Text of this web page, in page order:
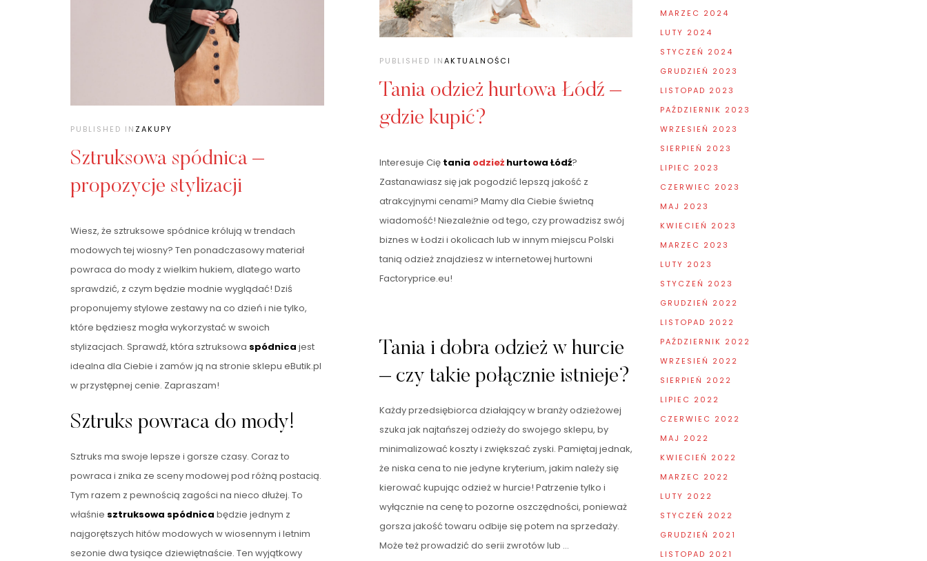
PUBLISHED INAKTUALNOŚCI
Tania odzież hurtowa Łódź –
gdzie kupić?
Interesuje Cię tania odzieżhurtowa Łódź?
Zastanawiasz się jak pogodzić lepszą jakość z
atrakcyjnymi cenami? Mamy dla Ciebie świetną
wiadomość! Niezależnie od tego, czy prowadzisz swój
biznes w Łodzi i okolicach lub w innym miejscu Polski
tanią odzież znajdziesz w internetowej hurtowni
Factoryprice.eu!
Tania i dobra odzież w hurcie
– czy takie połącznie istnieje?
Każdy przedsiębiorca działający w branży odzieżowej
szuka jak najtańszej odzieży do swojego sklepu, by
minimalizować koszty i zwiększać zyski. Pamiętaj jednak,
że niska cena to nie jedyne kryterium, jakim należy się
kierować kupując odzież w hurcie! Patrzenie tylko i
wyłącznie na cenę to pozorne oszczędności, ponieważ
gorsza jakość towaru odbije się potem na sprzedaży.
Może też prowadzić do serii zwrotów lub …
PUBLISHED IN ZAKUPY
Sztruksowa spódnica –
propozycje stylizacji
Wiesz, że sztruksowe spódnice królują w trendach
modowych tej wiosny? Ten ponadczasowy materiał
powraca do mody z wielkim hukiem, dlatego warto
sprawdzić, z czym będzie modnie wyglądać! Dziś
proponujemy stylowe zestawy na co dzień i nie tylko,
które będziesz mogła wykorzystać w swoich
stylizacjach. Sprawdź, która sztruksowa spódnica jest
idealna dla Ciebie i zamów ją na stronie sklepu eButik.pl
w przystępnej cenie. Zapraszam!
Sztruks powraca do mody!
Sztruks ma swoje lepsze i gorsze czasy. Coraz to
powraca i znika ze sceny modowej pod różną postacią.
Tym razem z pewnością zagości na nieco dłużej. To
właśnie sztruksowa spódnica będzie jednym z
najgorętszych hitów modowych w wiosennym i letnim
sezonie dwa tysiące dziewiętnaście. Ten wyjątkowy
MARZEC 2024
LUTY 2024
STYCZEŃ 2024
GRUDZIEŃ 2023
LISTOPAD 2023
PAŹDZIERNIK 2023
WRZESIEŃ 2023
SIERPIEŃ 2023
LIPIEC 2023
CZERWIEC 2023
MAJ 2023
KWIECIEŃ 2023
MARZEC 2023
LUTY 2023
STYCZEŃ 2023
GRUDZIEŃ 2022
LISTOPAD 2022
PAŹDZIERNIK 2022
WRZESIEŃ 2022
SIERPIEŃ 2022
LIPIEC 2022
CZERWIEC 2022
MAJ 2022
KWIECIEŃ 2022
MARZEC 2022
LUTY 2022
STYCZEŃ 2022
GRUDZIEŃ 2021
LISTOPAD 2021